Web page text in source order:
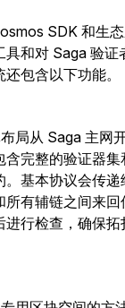
SDK 和生
和对 Saga 验证
包含以下功能。
局从 Saga 主网
完整的验证器集
。基本协议会传
有辅链之间来
进行检查，确保